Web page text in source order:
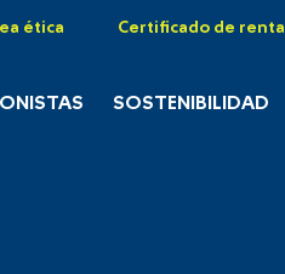
ética Certificado de renta
SOSTENIBILIDAD